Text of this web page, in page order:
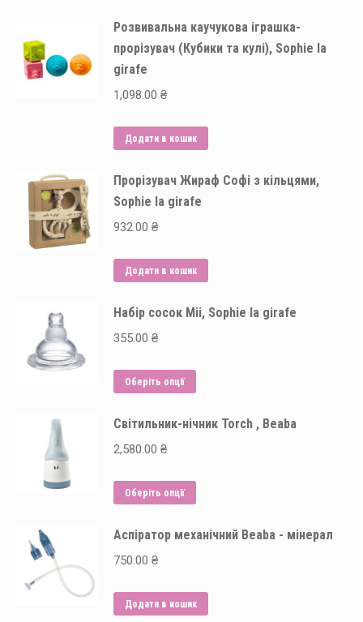
Розвивальна каучукова іграшка-
прорізувач (Кубики та кулі), Sophie la
girafe
1,098.00 ₴
Додати в кошик
Прорізувач Жираф Софі з кільцями,
Sophie la girafe
932.00 ₴
Додати в кошик
Набір сосок Mii, Sophie la girafe
355.00 ₴
Оберіть опції
має
вибрати
товару
Світильник-нічник Torch , Beaba
2,580.00 ₴
Оберіть опції
має
Параметри
Аспіратор механічний Beaba - мінерал
750.00 ₴
Додати в кошик